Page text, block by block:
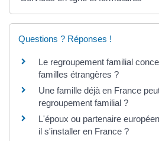
Questions ? Réponses !
Le regroupement familial
familles étrangères ?
Une famille déjà en France
regroupement familial ?
L'époux ou partenaire
il s'installer en France ?